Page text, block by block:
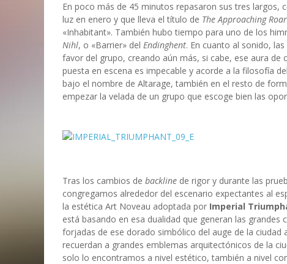
En poco más de 45 minutos repasaron sus tres largos,
luz en enero y que lleva el título de The Approaching Roar
«Inhabitant». También hubo tiempo para uno de los
Nihl, o «Barrier» del Endinghent. En cuanto al sonido,
favor del grupo, creando aún más, si cabe, ese aura de
puesta en escena es impecable y acorde a la filosofía
bajo el nombre de Altarage, también en el resto de
empezar la velada de un grupo que escoge bien las
Tras los cambios de backline de rigor y durante las
congregamos alrededor del escenario expectantes al
la estética Art Noveau adoptada por Imperial
está basando en esa dualidad que generan las
forjadas de ese dorado simbólico del auge de la
recuerdan a grandes emblemas arquitectónicos de la
solo lo encontramos a nivel estético, también a nivel